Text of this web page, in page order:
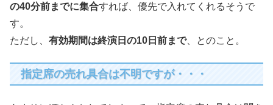
の40分前までに集合すれば、優先で入れてくれるそうで
す。
ただし、 有効期間は終演日の10日前まで、とのこと。
指定席の売れ具合は不明ですが・・・